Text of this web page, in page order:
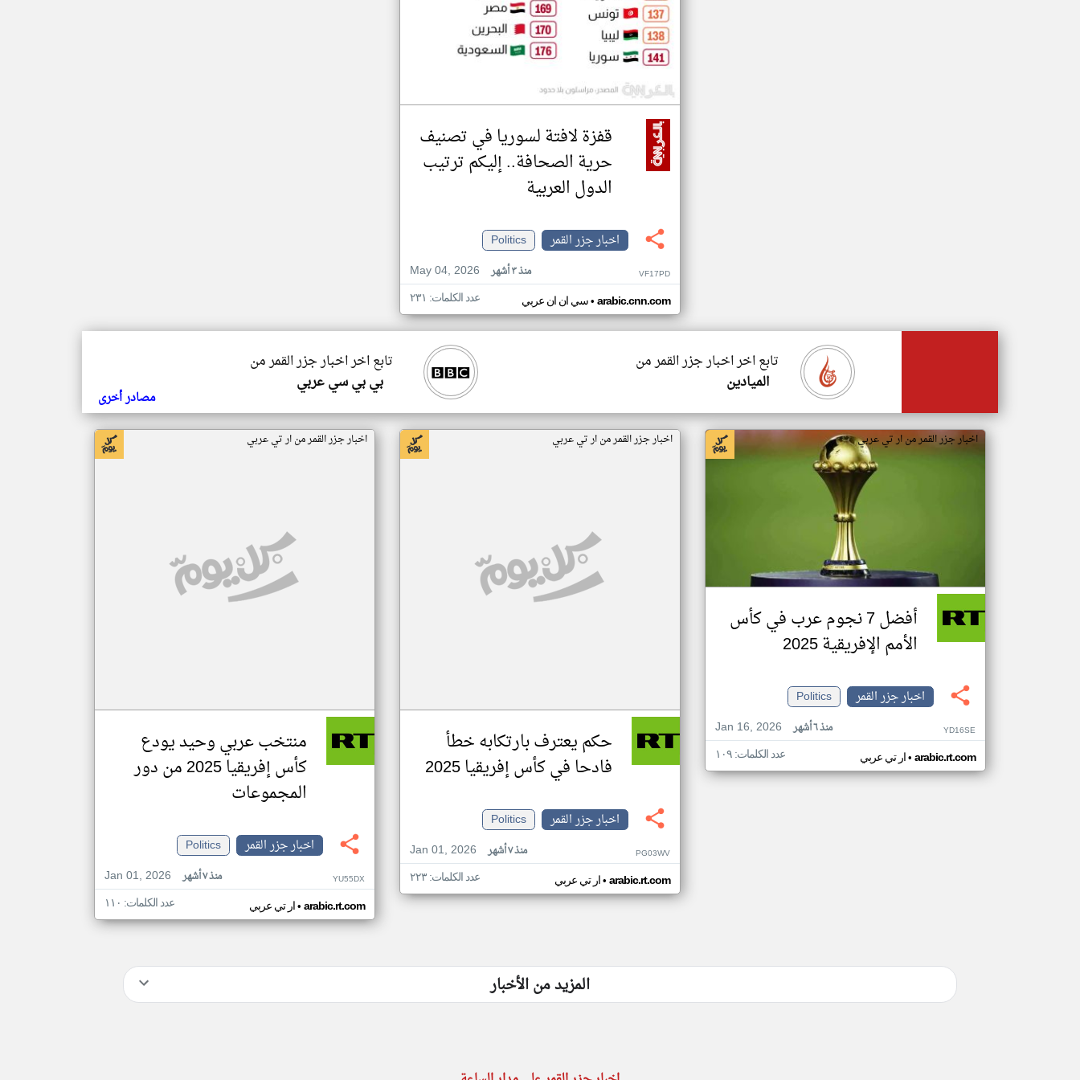
قفزة لافتة لسوريا في تصنيف
حرية الصحافة.. إليكم ترتيب
الدول العربية
اخبار جزر القمر
Politics
May 04, 2026
منذ ٣ أشهر VF17PD
سي ان ان عربي• arabic.cnn.com عدد الكلمات: ٢٣١
تابع اخر اخبار جزر القمر من
بي بي سي عربي
تابع اخر اخبار جزر القمر من
الميادين
مصادر أخرى
اخبار جزر القمر من ار تي عربي
أفضل 7 نجوم عرب في كأس
الأمم الإفريقية 2025
اخبار جزر القمر
Politics
Jan 16, 2026
منذ ٦ أشهر YD16SE
ار تي عربي• arabic.rt.com عدد الكلمات: ١٠٩
اخبار جزر القمر من ار تي عربي
حكم يعترف بارتكابه خطأ
فادحا في كأس إفريقيا 2025
اخبار جزر القمر
Politics
Jan 01, 2026
منذ ٧ أشهر PG03WV
ار تي عربي• arabic.rt.com عدد الكلمات: ٢٢٣
اخبار جزر القمر من ار تي عربي
منتخب عربي وحيد يودع
كأس إفريقيا 2025 من دور
المجموعات
اخبار جزر القمر
Politics
Jan 01, 2026
منذ ٧ أشهر YU55DX
ار تي عربي• arabic.rt.com عدد الكلمات: ١١٠
المزيد من الأخبار